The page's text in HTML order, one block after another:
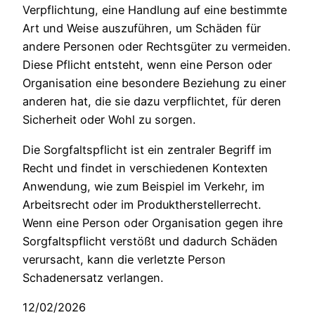
Verpflichtung, eine Handlung auf eine bestimmte
Art und Weise auszuführen, um Schäden für
andere Personen oder Rechtsgüter zu vermeiden.
Diese Pflicht entsteht, wenn eine Person oder
Organisation eine besondere Beziehung zu einer
anderen hat, die sie dazu verpflichtet, für deren
Sicherheit oder Wohl zu sorgen.
Die Sorgfaltspflicht ist ein zentraler Begriff im
Recht und findet in verschiedenen Kontexten
Anwendung, wie zum Beispiel im Verkehr, im
Arbeitsrecht oder im Produktherstellerrecht.
Wenn eine Person oder Organisation gegen ihre
Sorgfaltspflicht verstößt und dadurch Schäden
verursacht, kann die verletzte Person
Schadenersatz verlangen.
12/02/2026